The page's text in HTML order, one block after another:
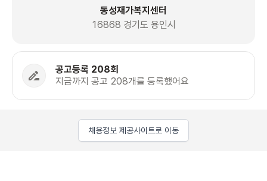
동성재가복지센터
16868 경기도 용인시
공고등록 208회
지금까지 공고 208개를 등록했어요
채용정보 제공사이트로 이동